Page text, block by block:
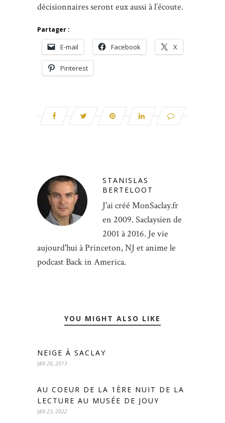
décisionnaires seront eux aussi à l’écoute.
Partager :
E-mail Facebook X
Pinterest
STANISLAS
BERTELOOT
J'ai créé MonSaclay.fr
en 2009. Saclaysien de
2001 à 2016. Je vie
aujourd'hui à Princeton, NJ et anime le
podcast Back in America.
YOU MIGHT ALSO LIKE
NEIGE À SACLAY
JAN 20, 2013
AU COEUR DE LA 1ÈRE NUIT DE LA
LECTURE AU MUSÉE DE JOUY
JAN 23, 2022